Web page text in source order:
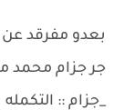
بعدو مفرقد
جر جزام محمد
_جزام ::